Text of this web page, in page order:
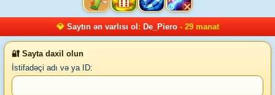
💎 Saytın ən varlısı ol : De_Piero- 29 manat
🔐 Sayta daxil olun
İstifadəçi adı və ya ID: